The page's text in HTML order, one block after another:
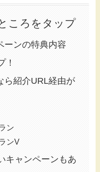
ころをタップ
ーンの特典内容
！
ら紹介URL経由が
ン
ンV
キャンペーンもあ